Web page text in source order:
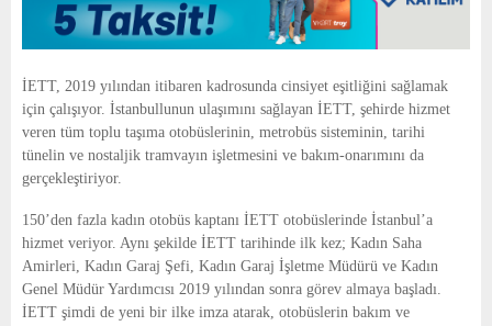
E
N
U
İETT, 2019 yılından itibaren kadrosunda cinsiyet eşitliğini sağlamak
için çalışıyor. İstanbullunun ulaşımını sağlayan İETT, şehirde hizmet
veren tüm toplu taşıma otobüslerinin, metrobüs sisteminin, tarihi
tünelin ve nostaljik tramvayın işletmesini ve bakım-onarımını da
gerçekleştiriyor.
150’den fazla kadın otobüs kaptanı İETT otobüslerinde İstanbul’a
hizmet veriyor. Aynı şekilde İETT tarihinde ilk kez; Kadın Saha
Amirleri, Kadın Garaj Şefi, Kadın Garaj İşletme Müdürü ve Kadın
Genel Müdür Yardımcısı 2019 yılından sonra görev almaya başladı.
İETT şimdi de yeni bir ilke imza atarak, otobüslerin bakım ve